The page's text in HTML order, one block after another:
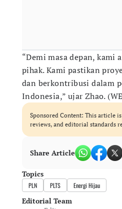
“Demi masa depan, kami
pihak. Kami pastikan
dan berkontribusi dalam
Indonesia,” ujar Zhao.
Sponsored Content: This article
reviews, and editorial standards
Share Article
Topics
PLN PLTS Energi Hijau
Editorial Team